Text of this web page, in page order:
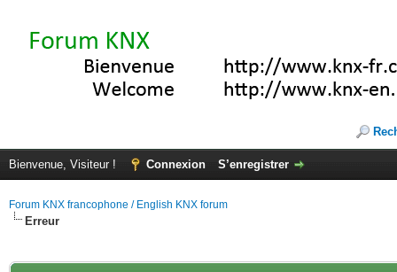
Bienvenue, Visiteur ! Connexion S’enregistrer
Forum KNX francophone / English KNX forum
Erreur